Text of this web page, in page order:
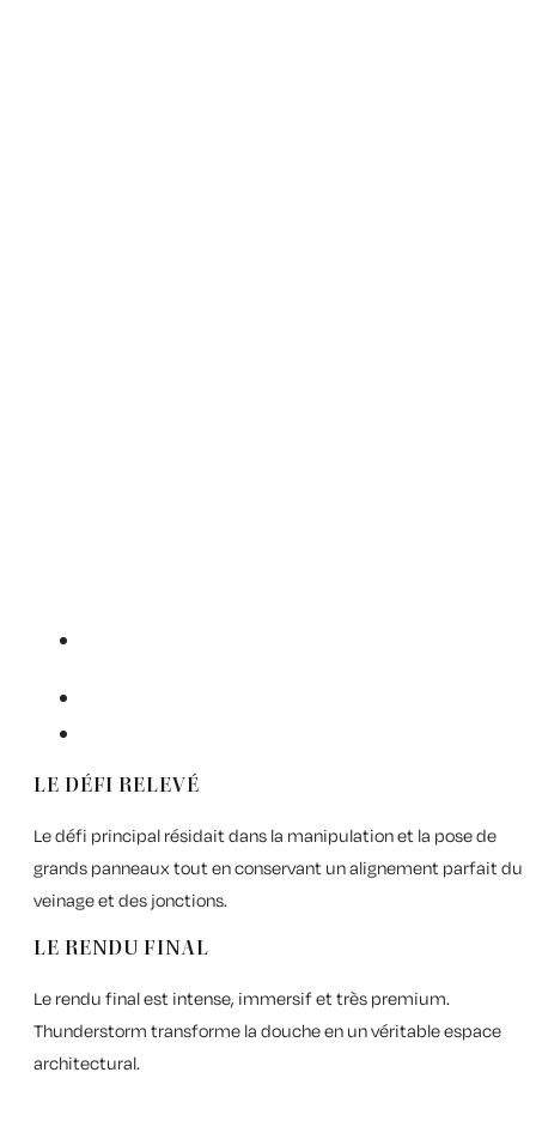
LE DÉFI RELEVÉ
Le défi principal résidait dans la manipulation et la pose de
grands panneaux tout en conservant un alignement parfait du
veinage et des jonctions.
LE RENDU FINAL
Le rendu final est intense, immersif et très premium.
Thunderstorm transforme la douche en un véritable espace
architectural.